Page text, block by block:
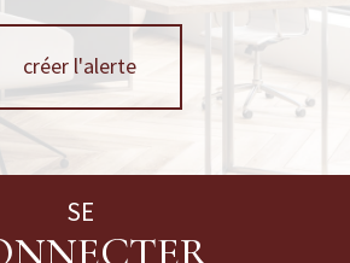
créer l'alerte
SE